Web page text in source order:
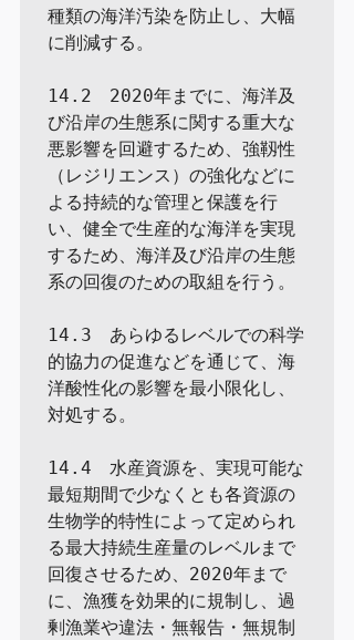
種類の海洋汚染を防止し、大幅
に削減する。
14.2　2020年までに、海洋及
び沿岸の生態系に関する重大な
悪影響を回避するため、強靱性
（レジリエンス）の強化などに
よる持続的な管理と保護を行
い、健全で生産的な海洋を実現
するため、海洋及び沿岸の生態
系の回復のための取組を行う。
14.3　あらゆるレベルでの科学
的協力の促進などを通じて、海
洋酸性化の影響を最小限化し、
対処する。
14.4　水産資源を、実現可能な
最短期間で少なくとも各資源の
生物学的特性によって定められ
る最大持続生産量のレベルまで
回復させるため、2020年まで
に、漁獲を効果的に規制し、過
剰漁業や違法・無報告・無規制